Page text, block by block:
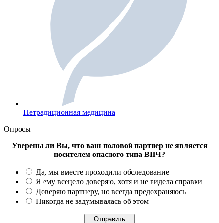
Нетрадиционная медицина
Опросы
Уверены ли Вы, что ваш половой партнер не является
носителем опасного типа ВПЧ?
Да, мы вместе проходили обследование
Я ему всецело доверяю, хотя и не видела справки
Доверяю партнеру, но всегда предохраняюсь
Никогда не задумывалась об этом